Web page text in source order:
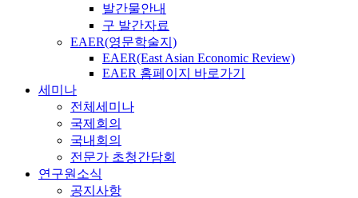
발간물안내
구 발간자료
EAER(영문학술지)
EAER(East Asian Economic Review)
EAER 홈페이지 바로가기
세미나
전체세미나
국제회의
국내회의
전문가 초청간담회
연구원소식
공지사항